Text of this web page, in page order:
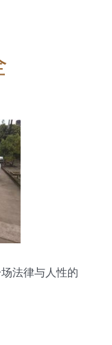
法律与人性的